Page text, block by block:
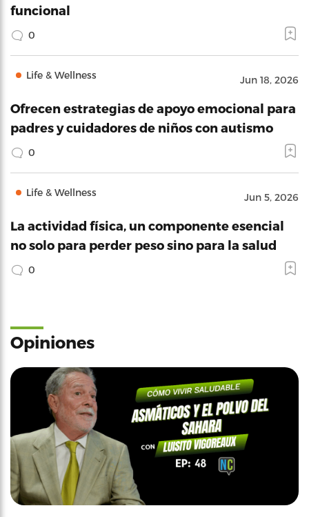
funcional
0
Life & Wellness Jun 18, 2026
Ofrecen estrategias de apoyo emocional para
padres y cuidadores de niños con autismo
0
Life & Wellness Jun 5, 2026
La actividad física, un componente esencial
no solo para perder peso sino para la salud
0
Opiniones